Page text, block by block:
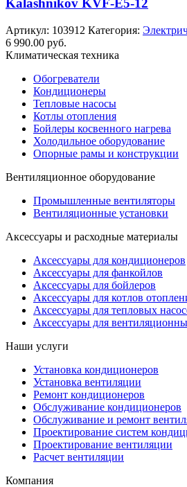
Kalashnikov KVF-E5-12
Артикул: 103912 Категория:
6 990.00 руб.
Климатическая техника
Обогреватели
Кондиционеры
Тепловые насосы
Котлы отопления
Бойлеры косвенного нагрева
Холодильное оборудование
Опорные рамы и конструкции
Вентиляционное оборудование
Промышленные вентиляторы
Вентиляционные установки
Аксессуары и расходные материалы
Аксессуары для кондиционеров
Аксессуары для фанкойлов
Аксессуары для бойлеров
Аксессуары для котлов
Аксессуары для тепловых
Аксессуары для
Наши услуги
Установка кондиционеров
Установка вентиляции
Ремонт кондиционеров
Обслуживание кондиционеров
Обслуживание и ремонт
Проектирование систем
Проектирование вентиляции
Расчет вентиляции
Компания